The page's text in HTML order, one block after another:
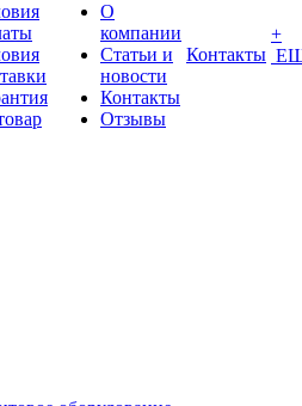
О
компании
Статьи и
новости
Контакты
Отзывы
Контакты
+